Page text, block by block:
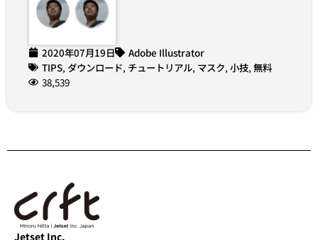
2020年07月19日
Adobe Illustrator
TIPS, ダウンロード, チュートリアル, マスク, 小技, 無料
38,539
Jetset Inc.